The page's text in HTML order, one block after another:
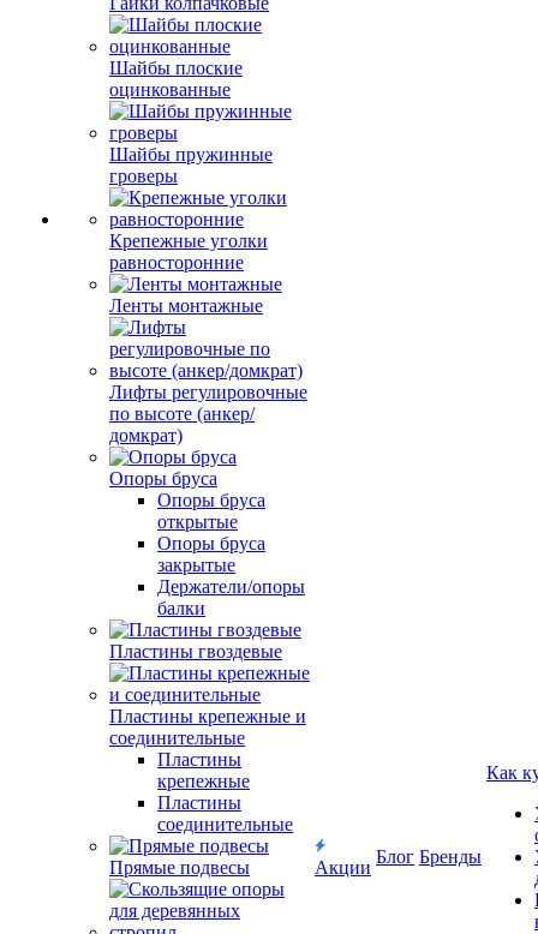
Шайбы плоские
оцинкованные
Шайбы пружинные
гроверы
Крепежные уголки
равносторонние
Ленты монтажные
Лифты регулировочные
по высоте (анкер/
домкрат)
Опоры бруса
Опоры бруса
открытые
Опоры бруса
закрытые
Держатели/опоры
балки
Пластины гвоздевые
Пластины крепежные и
соединительные
Пластины
крепежные
Пластины
соединительные
Прямые подвесы Акции
Блог Бренды
Как